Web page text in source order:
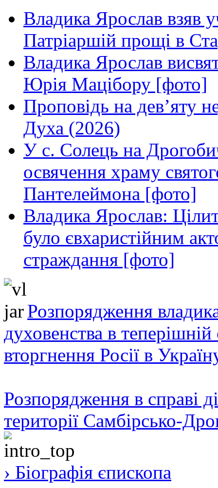
Владика Ярослав взяв
Патріаршій прощі в
Владика Ярослав
Юрія Мацібору [фото]
Проповідь на дев’яту
Духа (2026)
У с. Солець на
освячення храму
Пантелеймона [фото]
Владика Ярослав:
було євхаристійним
страждання [фото]
Розпорядження
духовенства в теперішній
вторгнення Росії в
Розпорядження в справі
території Самбірсько-
› Біографія єпископа